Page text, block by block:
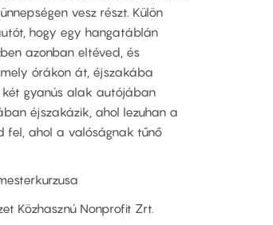
vesz részt. Külön
hogy egy hangatáblán
azonban eltéved, és
órákon át, éjszakába
két gyanús alak autójában
éjszakázik, ahol lezuhan a
fel, ahol a valóságnak tűnő
Közhasznú Nonprofit Zrt.